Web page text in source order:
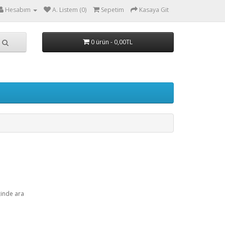
Hesabım A. Listem (0) Sepetim Kasaya Git
0 ürün - 0,00TL
ara